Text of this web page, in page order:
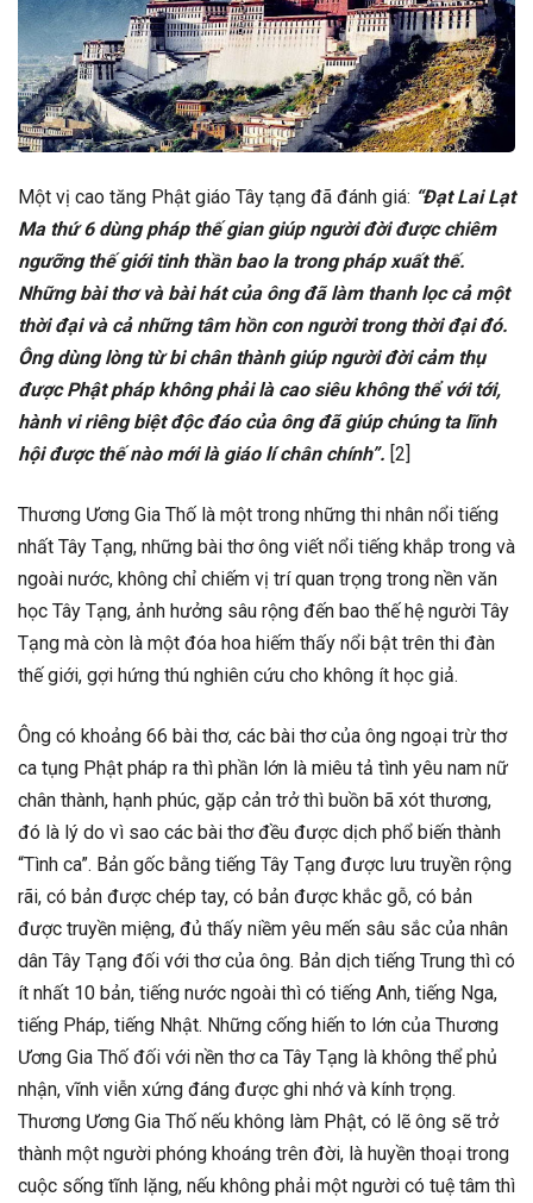
Một vị cao tăng Phật giáo Tây tạng đã đánh giá: “Đạt Lai Lạt
Ma thứ 6 dùng pháp thế gian giúp người đời được chiêm
ngưỡng thế giới tinh thần bao la trong pháp xuất thế.
Những bài thơ và bài hát của ông đã làm thanh lọc cả một
thời đại và cả những tâm hồn con người trong thời đại đó.
Ông dùng lòng từ bi chân thành giúp người đời cảm thụ
được Phật pháp không phải là cao siêu không thể với tới,
hành vi riêng biệt độc đáo của ông đã giúp chúng ta lĩnh
hội được thế nào mới là giáo lí chân chính”. [2]
Thương Ương Gia Thố là một trong những thi nhân nổi tiếng
nhất Tây Tạng, những bài thơ ông viết nổi tiếng khắp trong và
ngoài nước, không chỉ chiếm vị trí quan trọng trong nền văn
học Tây Tạng, ảnh hưởng sâu rộng đến bao thế hệ người Tây
Tạng mà còn là một đóa hoa hiếm thấy nổi bật trên thi đàn
thế giới, gợi hứng thú nghiên cứu cho không ít học giả.
Ông có khoảng 66 bài thơ, các bài thơ của ông ngoại trừ thơ
ca tụng Phật pháp ra thì phần lớn là miêu tả tình yêu nam nữ
chân thành, hạnh phúc, gặp cản trở thì buồn bã xót thương,
đó là lý do vì sao các bài thơ đều được dịch phổ biến thành
“Tình ca”. Bản gốc bằng tiếng Tây Tạng được lưu truyền rộng
rãi, có bản được chép tay, có bản được khắc gỗ, có bản
được truyền miệng, đủ thấy niềm yêu mến sâu sắc của nhân
dân Tây Tạng đối với thơ của ông. Bản dịch tiếng Trung thì có
ít nhất 10 bản, tiếng nước ngoài thì có tiếng Anh, tiếng Nga,
tiếng Pháp, tiếng Nhật. Những cống hiến to lớn của Thương
Ương Gia Thố đối với nền thơ ca Tây Tạng là không thể phủ
nhận, vĩnh viễn xứng đáng được ghi nhớ và kính trọng.
Thương Ương Gia Thố nếu không làm Phật, có lẽ ông sẽ trở
thành một người phóng khoáng trên đời, là huyền thoại trong
cuộc sống tĩnh lặng, nếu không phải một người có tuệ tâm thì